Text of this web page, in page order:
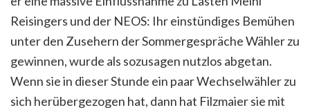
Reisingers und der NEOS: Ihr einstündiges Bemühen
unter den Zusehern der Sommergespräche Wähler zu
gewinnen, wurde als sozusagen nutzlos abgetan.
Wenn sie in dieser Stunde ein paar Wechselwähler zu
sich herübergezogen hat, dann hat Filzmaier sie mit